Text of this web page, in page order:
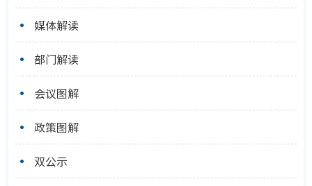
媒体解读
部门解读
会议图解
政策图解
双公示